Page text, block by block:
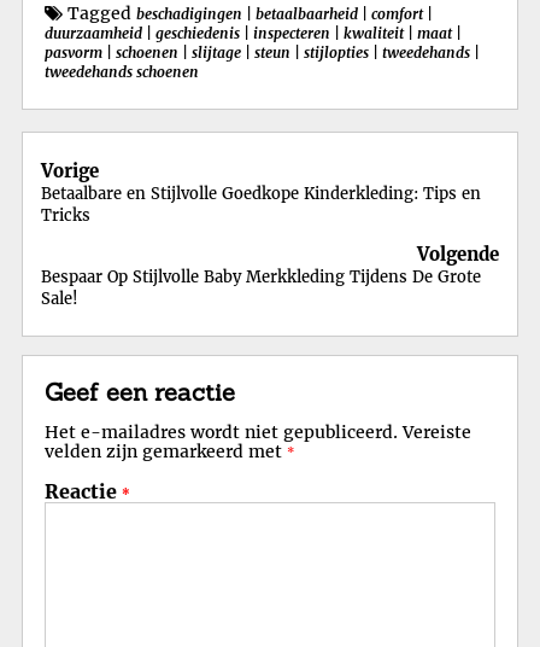
Tagged beschadigingen betaalbaarheid comfort|
duurzaamheid
geschiedenis inspecteren kwaliteit| maat|
pasvorm
schoenen slijtage steun stijlopties tweedehands
tweedehands schoenen
Berichtnavigatie
Vorige
Betaalbare en Stijlvolle Goedkope Kinderkleding: Tips en
Tricks
Volgende
Bespaar Op Stijlvolle Baby Merkkleding Tijdens De Grote
Sale!
Geef een reactie
Het e-mailadres wordt niet gepubliceerd. Vereiste
velden zijn gemarkeerd met *
Reactie *